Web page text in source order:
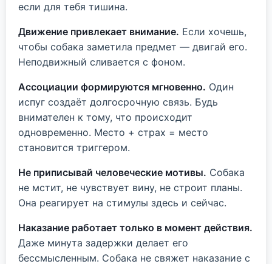
если для тебя тишина.
Движение привлекает внимание. Если хочешь,
чтобы собака заметила предмет — двигай его.
Неподвижный сливается с фоном.
Ассоциации формируются мгновенно. Один
испуг создаёт долгосрочную связь. Будь
внимателен к тому, что происходит
одновременно. Место + страх = место
становится триггером.
Не приписывай человеческие мотивы. Собака
не мстит, не чувствует вину, не строит планы.
Она реагирует на стимулы здесь и сейчас.
Наказание работает только в момент действия.
Даже минута задержки делает его
бессмысленным. Собака не свяжет наказание с